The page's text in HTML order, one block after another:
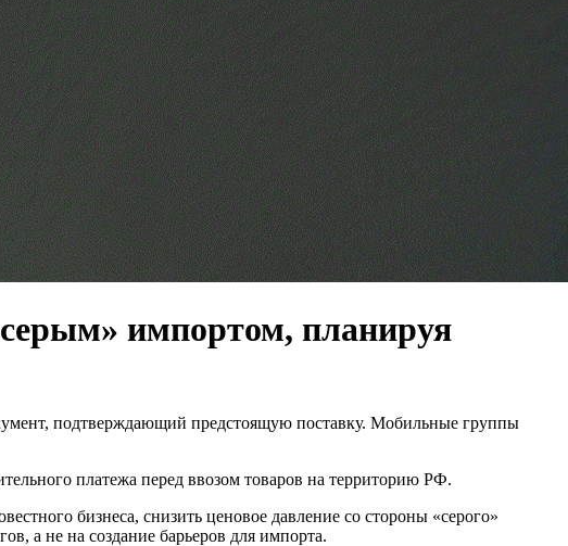
импортом, планируя
подтверждающий предстоящую поставку. Мобильные группы
платежа перед ввозом товаров на территорию РФ.
бизнеса, снизить ценовое давление со стороны «серого»
а не на создание барьеров для импорта.